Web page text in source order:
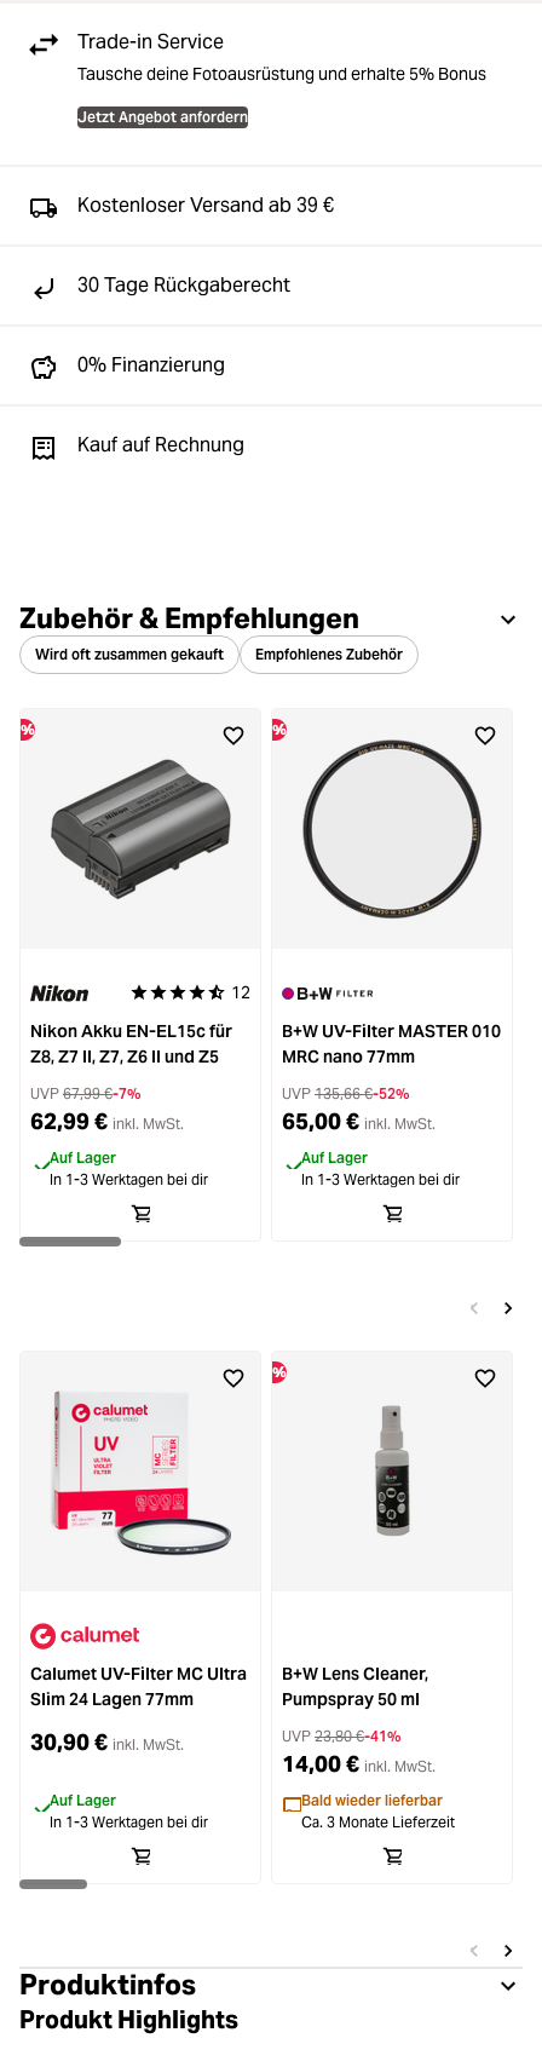
Trade-in Service
Tausche deine Fotoausrüstung und erhalte 5% Bonus
Jetzt Angebot anfordern
Kostenloser Versand ab 39 €
30 Tage Rückgaberecht
0% Finanzierung
Kauf auf Rechnung
Zubehör & Empfehlungen
Wird oft zusammen gekauft Empfohlenes Zubehör
%
Durchschnittliche Bewertung von 4.8 von 5 Sternen
12
Nikon Akku EN-EL15c für
Z8, Z7 II, Z7, Z6 II und Z5
UVP 67,99 €-7%
62,99 € inkl. MwSt.
Auf Lager
In 1-3 Werktagen bei dir
%
B+W UV-Filter MASTER 010
MRC nano 77mm
UVP 135,66 €-52%
65,00 € inkl. MwSt.
Auf Lager
In 1-3 Werktagen bei dir
Calumet UV-Filter MC Ultra
Slim 24 Lagen 77mm
30,90 € inkl. MwSt.
Auf Lager
In 1-3 Werktagen bei dir
%
B+W Lens Cleaner,
Pumpspray 50 ml
UVP 23,80 €-41%
14,00 € inkl. MwSt.
Bald wieder lieferbar
Ca. 3 Monate Lieferzeit
Produktinfos
Produkt Highlights